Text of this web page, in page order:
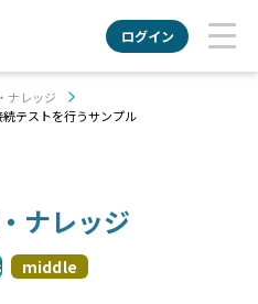
ログイン
ナレッジ
テストを行うサンプル
ナレッジ
middle